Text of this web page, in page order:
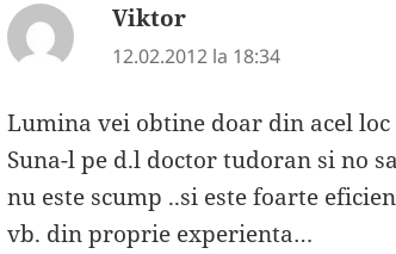
Viktor
12.02.2012 la 18:34
Lumina vei obtine doar din acel
Suna-l pe d.l doctor tudoran si no
nu este scump ..si este foarte
vb. din proprie experienta…